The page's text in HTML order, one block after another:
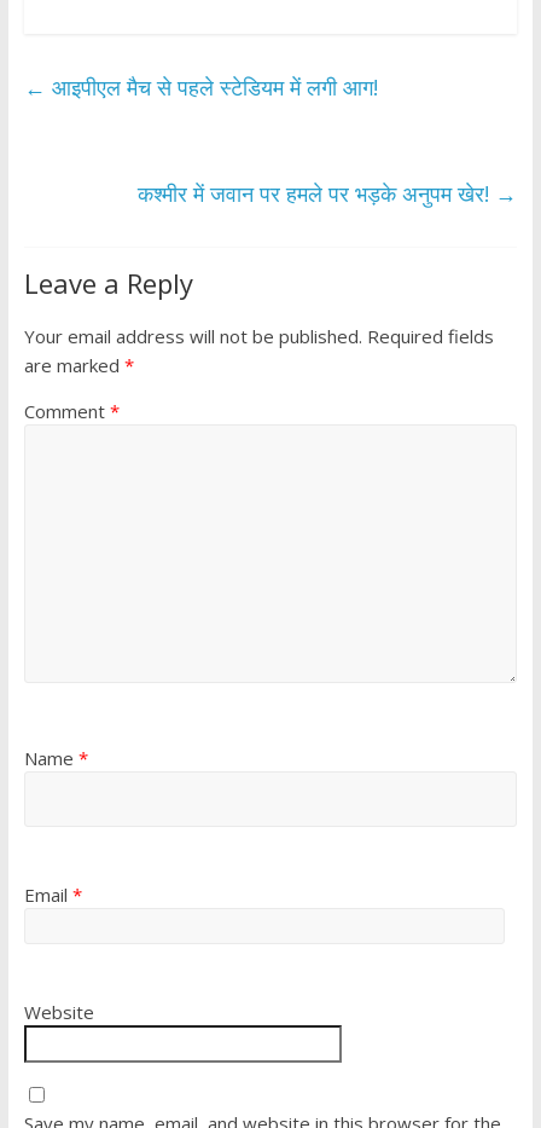
b er s
p
e
← आइपीएल मैच से पहले स्टेडियम में लगी आग!
कश्मीर में जवान पर हमले पर भड़के अनुपम खेर! →
Leave a Reply
Your email address will not be published. Required fields
are marked *
Comment *
Name *
Email *
Website